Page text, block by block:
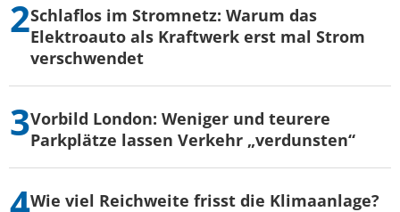
Schlaflos im Stromnetz: Warum das
Elektroauto als Kraftwerk erst mal Strom
verschwendet
Vorbild London: Weniger und teurere
Parkplätze lassen Verkehr „verdunsten“
Wie viel Reichweite frisst die Klimaanlage?